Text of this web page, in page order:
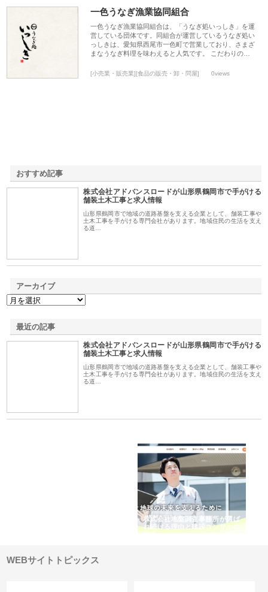
一色うなぎ漁業協同組合
一色うなぎ漁業協同組合は、「うなぎ処いっしき」を運
営している団体です。同組合が運営しているうなぎ処い
っしきは、愛知県西尾市一色町で営業しており、さまざ
まなうなぎ料理を味わえると人気です。 こだわりの…
[小売業・販売業][食品の販売・卸・問屋] 0views
おすすめ記事
株式会社アドバンスロードが山形県鶴岡市で手がける
舗装土木工事と求人情報
山形県鶴岡市で地域の道路基盤を支える企業として、舗装工事や
土木工事を手がける専門会社があります。地域住民の生活を支え
る道…
アーカイブ
最近の記事
株式会社アドバンスロードが山形県鶴岡市で手がける
舗装土木工事と求人情報
山形県鶴岡市で地域の道路基盤を支える企業として、舗装工事や
土木工事を手がける専門会社があります。地域住民の生活を支え
る道…
株式会社地盤調査事務所が選ば
れ続ける理由と建設コンサルの
強み
WEBサイトトピックス